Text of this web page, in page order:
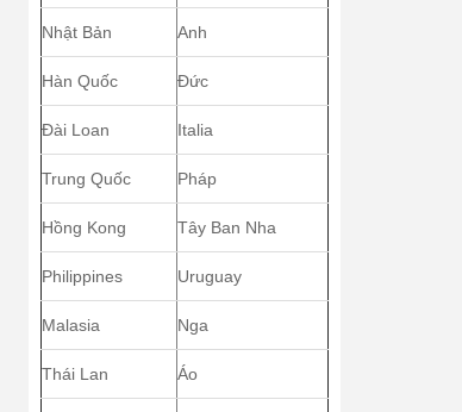
Nhật Bản Anh
Hàn Quốc Đức
Đài Loan Italia
Trung Quốc Pháp
Hồng Kong Tây Ban Nha
Philippines Uruguay
Malasia Nga
Thái Lan Áo